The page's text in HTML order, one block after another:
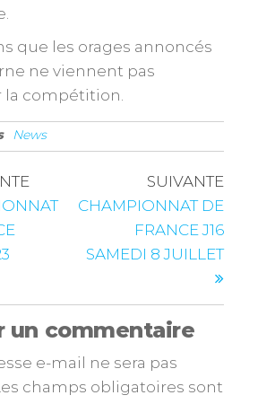
que les orages annoncés
ne viennent pas
la compétition.
News
SUIVANTE
CHAMPIONNAT DE
FRANCE J16
SAMEDI 8 JUILLET
un commentaire
e-mail ne sera pas
champs obligatoires sont